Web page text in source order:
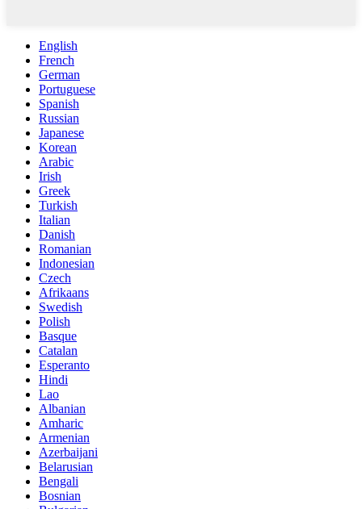
English
French
German
Portuguese
Spanish
Russian
Japanese
Korean
Arabic
Irish
Greek
Turkish
Italian
Danish
Romanian
Indonesian
Czech
Afrikaans
Swedish
Polish
Basque
Catalan
Esperanto
Hindi
Lao
Albanian
Amharic
Armenian
Azerbaijani
Belarusian
Bengali
Bosnian